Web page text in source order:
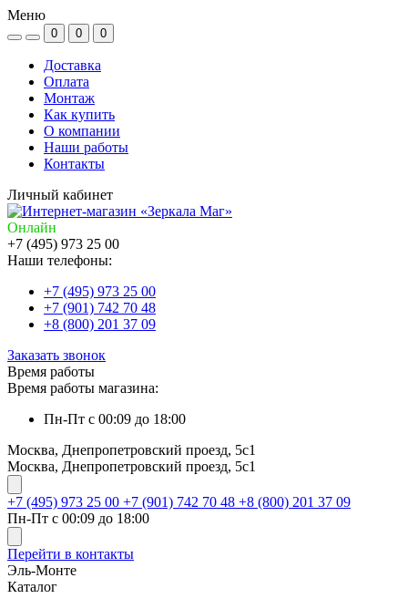
Меню
0 0 0
Доставка
Оплата
Монтаж
Как купить
О компании
Наши работы
Контакты
Личный кабинет
Онлайн
+7 (495) 973 25 00
Наши телефоны:
+7 (495) 973 25 00
+7 (901) 742 70 48
+8 (800) 201 37 09
Заказать звонок
Время работы
Время работы магазина:
Пн-Пт с 00:09 до 18:00
Москва, Днепропетровский проезд, 5с1
Москва, Днепропетровский проезд, 5с1
+7 (495) 973 25 00 +7 (901) 742 70 48 +8 (800) 201 37 09
Пн-Пт с 00:09 до 18:00
Перейти в контакты
Эль-Монте
Каталог